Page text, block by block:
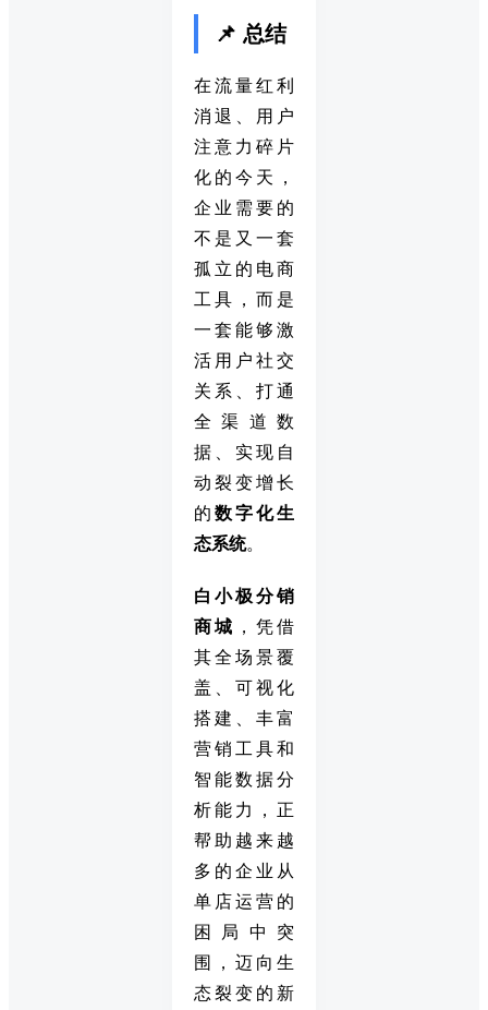
📌 总结
在流量红利
消退、用户
注意力碎片
化的今天，
企业需要的
不是又一套
孤立的电商
工具，而是
一套能够激
活用户社交
关系、打通
全渠道数
据、实现自
动裂变增长
的 数字化生
态系统。
白小极分销
商城 ，凭借
其全场景覆
盖、可视化
搭建、丰富
营销工具和
智能数据分
析能力，正
帮助越来越
多的企业从
单店运营的
困局中突
围，迈向生
态裂变的新